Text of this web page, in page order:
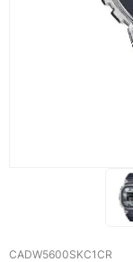
CADW5600SKC1CR